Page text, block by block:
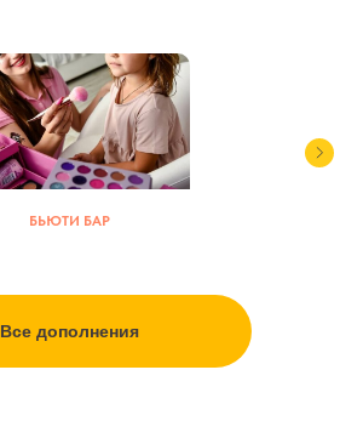
БЬЮТИ БАР
Все дополнения